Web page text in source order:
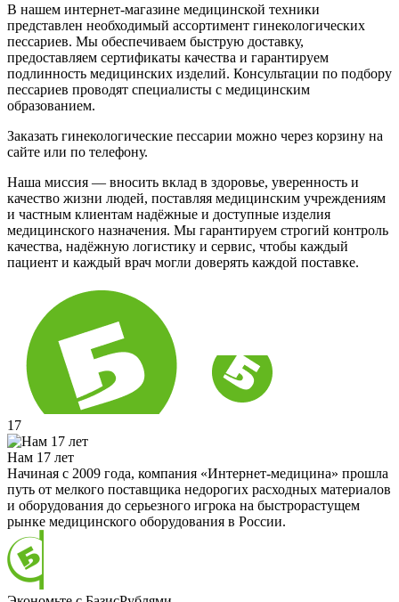
В нашем интернет-магазине медицинской техники
представлен необходимый ассортимент гинекологических
пессариев. Мы обеспечиваем быструю доставку,
предоставляем сертификаты качества и гарантируем
подлинность медицинских изделий. Консультации по подбору
пессариев проводят специалисты с медицинским
образованием.
Заказать гинекологические пессарии можно через корзину на
сайте или по телефону.
Наша миссия — вносить вклад в здоровье, уверенность и
качество жизни людей, поставляя медицинским учреждениям
и частным клиентам надёжные и доступные изделия
медицинского назначения. Мы гарантируем строгий контроль
качества, надёжную логистику и сервис, чтобы каждый
пациент и каждый врач могли доверять каждой поставке.
17
Нам 17 лет
Начиная с 2009 года, компания «Интернет-медицина» прошла
путь от мелкого поставщика недорогих расходных материалов
и оборудования до серьезного игрока на быстрорастущем
рынке медицинского оборудования в России.